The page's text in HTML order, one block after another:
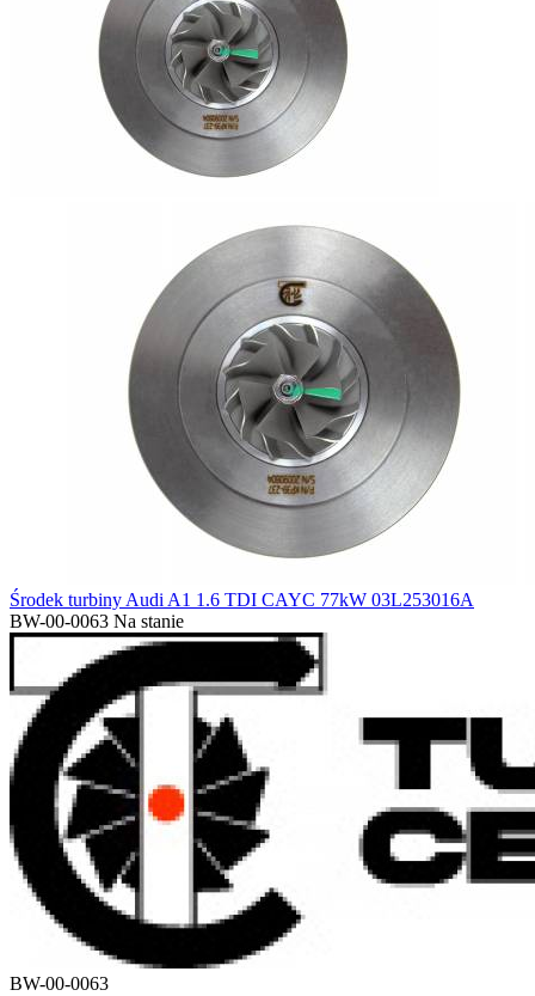
Środek turbiny Audi A1 1.6 TDI CAYC 77kW 03L253016A
BW-00-0063 Na stanie
BW-00-0063